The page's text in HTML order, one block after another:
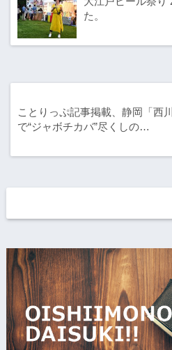
た。
ことりっぷ記事掲載、静岡「西川
で“ジャボチカバ”尽くしの…